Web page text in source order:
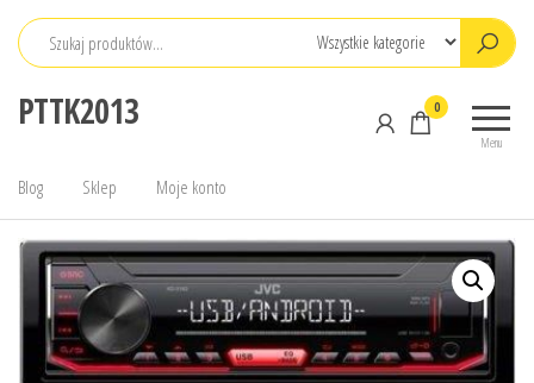
Przejdź
PTTK2013
Menu
0
Blog Sklep Moje konto